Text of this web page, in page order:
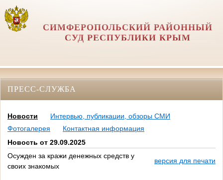
СИМФЕРОПОЛЬСКИЙ РАЙОННЫЙ
СУД РЕСПУБЛИКИ КРЫМ
ПРЕСС-СЛУЖБА
Новости
Интервью, публикации, обзоры СМИ
Фотогалерея
Контактная информация
Новость от 29.09.2025
Осужден за кражи денежных средств у
своих знакомых
версия для печати